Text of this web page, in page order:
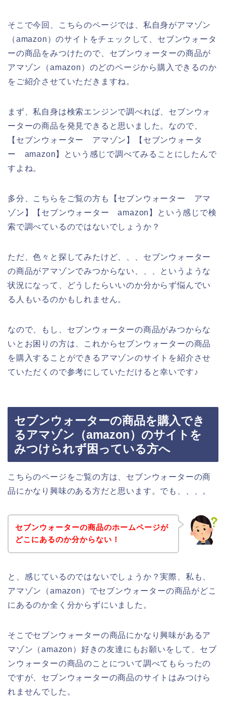
そこで今回、こちらのページでは、私自身がアマゾン
（amazon）のサイトをチェックして、セブンウォータ
ーの商品をみつけたので、セブンウォーターの商品が
アマゾン（amazon）のどのページから購入できるのか
をご紹介させていただきますね。
まず、私自身は検索エンジンで調べれば、セブンウォ
ーターの商品を発見できると思いました。なので、
【セブンウォーター アマゾン】【セブンウォータ
ー amazon】という感じで調べてみることにしたんで
すよね。
多分、こちらをご覧の方も【セブンウォーター アマ
ゾン】【セブンウォーター amazon】という感じで検
索で調べているのではないでしょうか？
ただ、色々と探してみたけど、、、セブンウォーター
の商品がアマゾンでみつからない、、、というような
状況になって、どうしたらいいのか分からず悩んでい
る人もいるのかもしれません。
なので、もし、セブンウォーターの商品がみつからな
いとお困りの方は、これからセブンウォーターの商品
を購入することができるアマゾンのサイトを紹介させ
ていただくので参考にしていただけると幸いです♪
セブンウォーターの商品を購入でき
るアマゾン（amazon）のサイトを
みつけられず困っている方へ
こちらのページをご覧の方は、セブンウォーターの商
品にかなり興味のある方だと思います。でも、、、。
セブンウォーターの商品のホームページが
どこにあるのか分からない！
と、感じているのではないでしょうか？実際、私も、
アマゾン（amazon）でセブンウォーターの商品がどこ
にあるのか全く分からずにいました。
そこでセブンウォーターの商品にかなり興味があるア
マゾン（amazon）好きの友達にもお願いをして、セブ
ンウォーターの商品のことについて調べてもらったの
ですが、セブンウォーターの商品のサイトはみつけら
れませんでした。